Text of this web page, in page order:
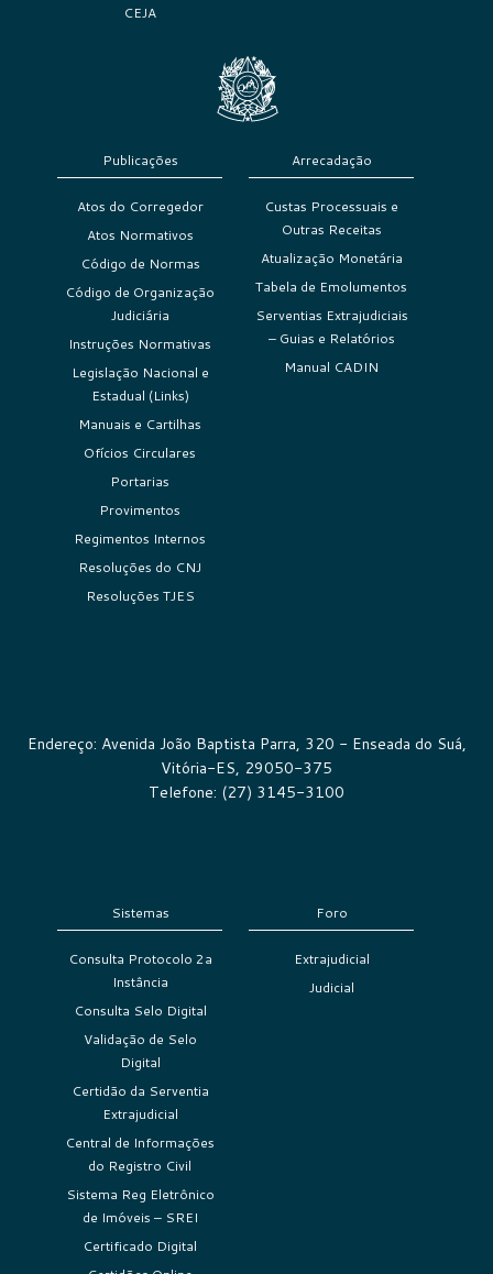
CEJA
Publicações
Atos do Corregedor
Atos Normativos
Código de Normas
Código de Organização
Judiciária
Instruções Normativas
Legislação Nacional e
Estadual (Links)
Manuais e Cartilhas
Ofícios Circulares
Portarias
Provimentos
Regimentos Internos
Resoluções do CNJ
Resoluções TJES
Arrecadação
Custas Processuais e
Outras Receitas
Atualização Monetária
Tabela de Emolumentos
Serventias Extrajudiciais
– Guias e Relatórios
Manual CADIN
Endereço: Avenida João Baptista Parra, 320 - Enseada do Suá,
Vitória-ES, 29050-375
Telefone: (27) 3145-3100
Sistemas
Consulta Protocolo 2a
Instância
Consulta Selo Digital
Validação de Selo
Digital
Certidão da Serventia
Extrajudicial
Central de Informações
do Registro Civil
Sistema Reg Eletrônico
de Imóveis – SREI
Certificado Digital
Foro
Extrajudicial
Judicial